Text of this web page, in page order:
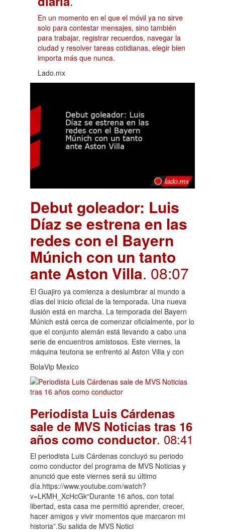
En un momento en el que el móvil ya no sirve
solo para contestar mensajes, sino también
para trabajar, registrar recuerdos, navegar la
ciudad y resolver tareas cotidianas, elegir bien
importa más que nunca.
Lado.mx
Debut goleador: Luis
Díaz se estrena en las
redes con el Bayern
Múnich con un tanto
ante Aston Villa. 08:07
El Guajiro ya comienza a deslumbrar al mundo a
días del inicio oficial de la temporada. Una nueva
ilusión está en marcha. La temporada del Bayern
Múnich está cerca de comenzar oficialmente, por lo
que el conjunto alemán está llevando a cabo una
serie de encuentros amistosos. Este viernes, la
máquina teutona se enfrentó al Aston Villa y con
BolaVip Mexico
Periodista Luis Cárdenas
sale de MVS Noticias tras 16
años como conductor. 08:41
El periodista Luis Cárdenas concluyó su periodo
como conductor del programa de MVS Noticias y
anunció que este viernes será su último
día.https://www.youtube.com/watch?
v=LKMH_XcHcGk“Durante 16 años, con total
libertad, esta casa me permitió aprender, crecer,
hacer amigos y vivir momentos que marcaron mi
historia”.Su salida de MVS Notici